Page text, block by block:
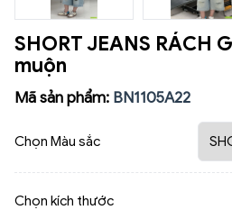
SHORT JEANS RÁCH
muộn
Mã sản phẩm: BN1105A22
Chọn Màu sắc
Chọn kích thước